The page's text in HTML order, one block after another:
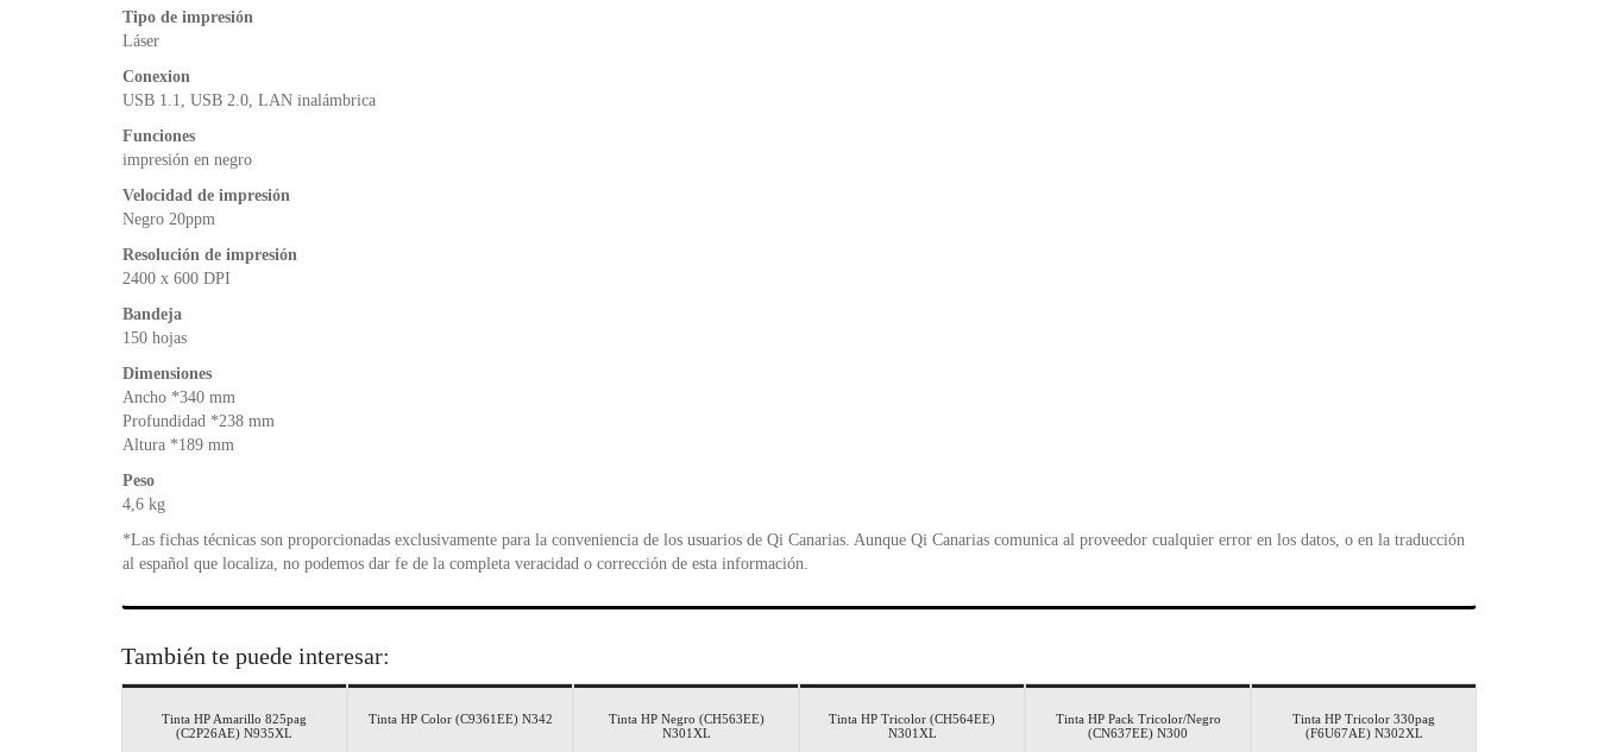
Tipo de impresión
Láser
Conexion
USB 1.1, USB 2.0, LAN inalámbrica
Funciones
impresión en negro
Velocidad de impresión
Negro 20ppm
Resolución de impresión
2400 x 600 DPI
Bandeja
150 hojas
Dimensiones
Ancho *340 mm
Profundidad *238 mm
Altura *189 mm
Peso
4,6 kg
*Las fichas técnicas son proporcionadas exclusivamente para la conveniencia de los usuarios de Qi Canarias. Aunque Qi Canarias comunica al proveedor cualquier error en los datos, o en la traducción
al español que localiza, no podemos dar fe de la completa veracidad o corrección de esta información.
También te puede interesar:
Tinta HP Amarillo 825pag
(C2P26AE) N935XL
Tinta HP Color (C9361EE) N342
Tinta HP Negro (CH563EE)
N301XL
Tinta HP Tricolor (CH564EE)
N301XL
Tinta HP Pack Tricolor/Negro
(CN637EE) N300
Tinta HP Tricolor 330pag
(F6U67AE) N302XL